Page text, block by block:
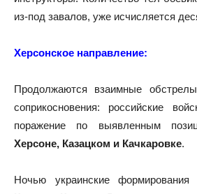
из-под завалов, уже исчисляется
Херсонское направление:
Продолжаются взаимные
соприкосновения: российские
поражение по выявленным
Херсоне, Казацком и Качкаровке.
Ночью украинские формирования